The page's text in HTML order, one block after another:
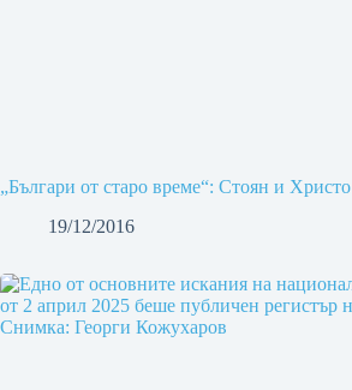
„Българи от старо време“: Стоян и
19/12/2016